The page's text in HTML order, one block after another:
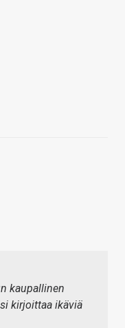
kaupallinen
kirjoittaa ikäviä